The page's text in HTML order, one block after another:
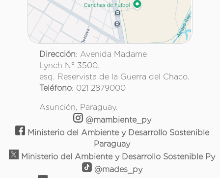
Dirección: Avenida Madame
Lynch N° 3500.
esq. Reservista de la Guerra del Chaco.
Teléfono: 021 2879000
Asunción, Paraguay.
@mambiente_py
Ministerio del Ambiente y Desarrollo Sostenible
Paraguay
Ministerio del Ambiente y Desarrollo Sostenible Py
@mades_py